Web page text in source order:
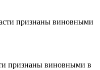
признаны виновными в